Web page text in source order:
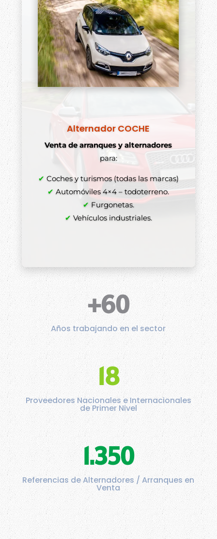
Alternador COCHE
Venta de arranques y alternadores
para:
✔ Coches y turismos (todas las marcas)
✔ Automóviles 4×4 – todoterreno.
✔ Furgonetas.
✔ Vehículos industriales.
+60
Años trabajando en el sector
18
Proveedores Nacionales e Internacionales
de Primer Nivel
1.350
Referencias de Alternadores / Arranques en
Venta